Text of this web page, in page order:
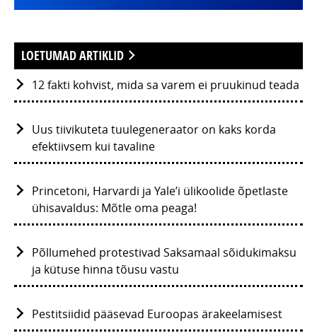
LOETUMAD ARTIKLID
12 fakti kohvist, mida sa varem ei pruukinud teada
Uus tiivikuteta tuulegeneraator on kaks korda
efektiivsem kui tavaline
Princetoni, Harvardi ja Yale’i ülikoolide õpetlaste
ühisavaldus: Mõtle oma peaga!
Põllumehed protestivad Saksamaal sõidukimaksu
ja kütuse hinna tõusu vastu
Pestitsiidid pääsevad Euroopas ärakeelamisest